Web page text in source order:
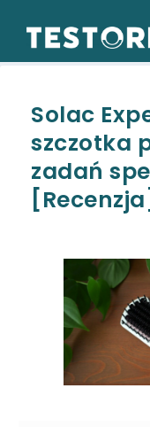
Solac
szczotka
zadań
[Recenzja]